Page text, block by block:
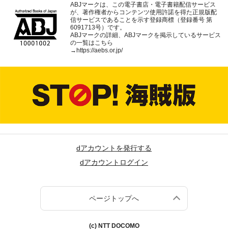
ABJマークは、この電子書店・電子書籍配信サービス
が、著作権者からコンテンツ使用許諾を得た正規版配
信サービスであることを示す登録商標（登録番号 第
6091713号）です。
ABJマークの詳細、ABJマークを掲示しているサービス
の一覧はこちら
→https://aebs.or.jp/
dアカウントを発行する
dアカウントログイン
ページトップへ
(c) NTT DOCOMO